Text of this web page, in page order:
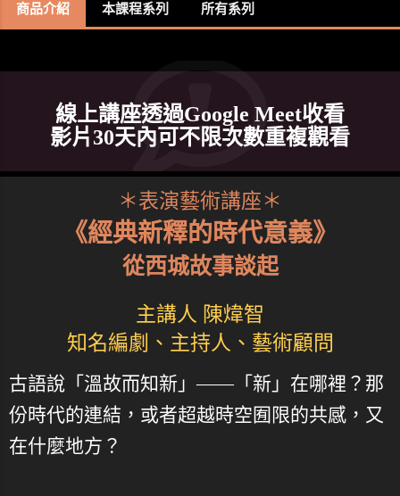
商品介紹 本課程系列 所有系列
線上講座透過Google Meet收看
影片30天內可不限次數重複觀看
＊表演藝術講座＊
《經典新釋的時代意義》
從西城故事談起
主講人 陳煒智
知名編劇、主持人、藝術顧問
古語說「溫故而知新」——「新」在哪裡？那
份時代的連結，或者超越時空囿限的共感，又
在什麼地方？